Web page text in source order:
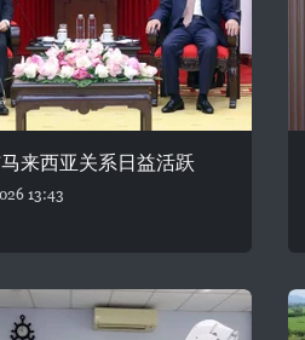
来西亚关系日益活跃
13:43